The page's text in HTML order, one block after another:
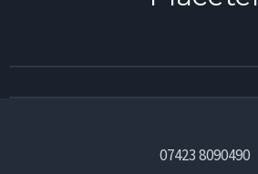
07423 8090490